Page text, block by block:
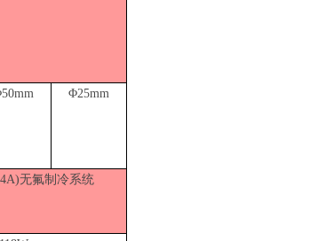
mm Φ25mm
无氟制冷系统